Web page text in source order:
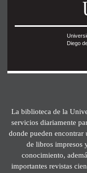
Diego
La biblioteca de la
servicios diariamente
donde pueden encontrar
de libros impresos
conocimiento,
importantes revistas